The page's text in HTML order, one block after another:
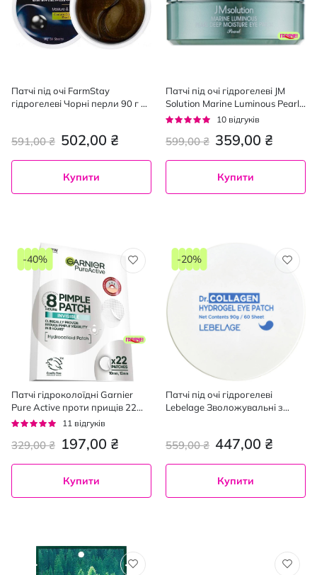
Патчі під очі FarmStay
гідрогелеві Чорні перли 90 г х
502,00 ₴
591,00 ₴
Купити
Патчі під очі гідрогелеві JM
Solution Marine Luminous Pearl
з морським комплексом 90 г х
Рейтинг:
10 відгуків
359,00 ₴
599,00 ₴
Купити
Патчі гідроколоїдні Garnier
Pure Active проти прищів 22
шт.
Рейтинг:
11 відгуків
197,00 ₴
329,00 ₴
-40%
Купити
Патчі під очі гідрогелеві
Lebelage Зволожувальні з
447,00 ₴
559,00 ₴
-20%
Купити